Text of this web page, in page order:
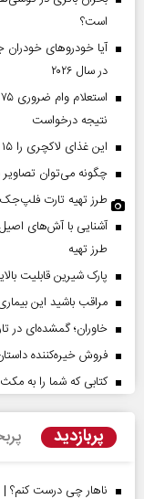
است؟
آیا خودروهای
در سال ۲۰۲۶
نتیجه درخواست
این غذای لاکچری را ۱۵ دقیقه‌ای آماده کنید
چگونه می‌توان
طرز تهیه تارت فلپ‌جک
آشنایی با آش‌های
طرز تهیه
پارک شیرین قابلیت‌
مراقب باشید این
خاوران؛ گمشده‌ای در
فروش خیره‌کننده داستان اسباب‌بازی ۵؛ بزرگ‌ترین
کتابی که شما را به
پربازدید